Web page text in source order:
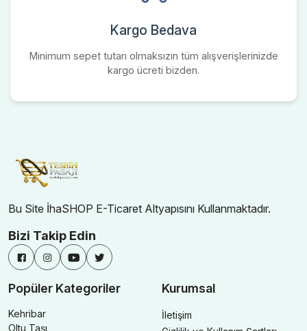
Kargo Bedava
Minimum sepet tutarı olmaksızın tüm alışverişlerinizde
kargo ücreti bizden.
Bu Site İhaSHOP E-Ticaret Altyapısını Kullanmaktadır.
Bizi Takip Edin
Popüler Kategoriler
Kehribar
Oltu Taşı
Kurumsal
İletişim